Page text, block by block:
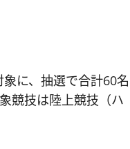
に、抽選で合計60名
競技は陸上競技（ハ